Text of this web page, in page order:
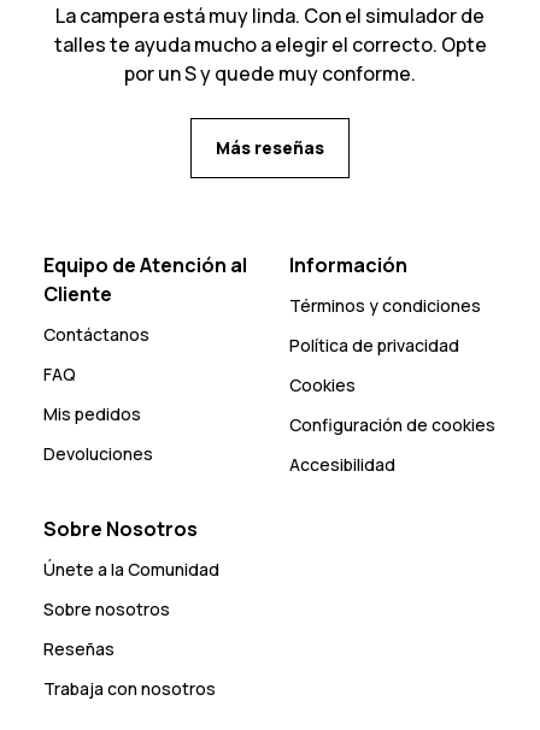
La campera está muy linda. Con el simulador de
talles te ayuda mucho a elegir el correcto. Opte
por un S y quede muy conforme.
Más reseñas
Equipo de Atención al
Cliente
Contáctanos
FAQ
Mis pedidos
Devoluciones
Información
Términos y condiciones
Política de privacidad
Cookies
Configuración de cookies
Accesibilidad
Sobre Nosotros
Únete a la Comunidad
Sobre nosotros
Reseñas
Trabaja con nosotros